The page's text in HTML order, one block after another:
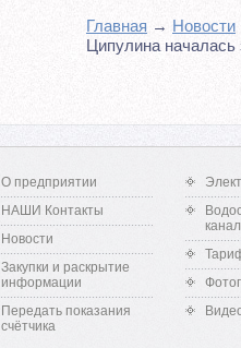
Главная → Новости
Ципулина
О предприятии
НАШИ Контакты
Новости
Закупки и раскрытие
информации
Передать показания
счётчика